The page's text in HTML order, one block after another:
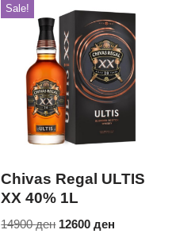
Sale!
Chivas Regal ULTIS
XX 40% 1L
14900ден 12600ден